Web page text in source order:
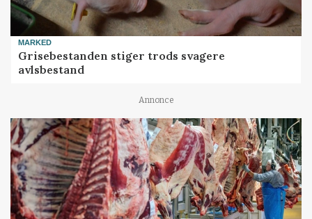
MARKED
Grisebestanden stiger trods svagere
avlsbestand
Annonce